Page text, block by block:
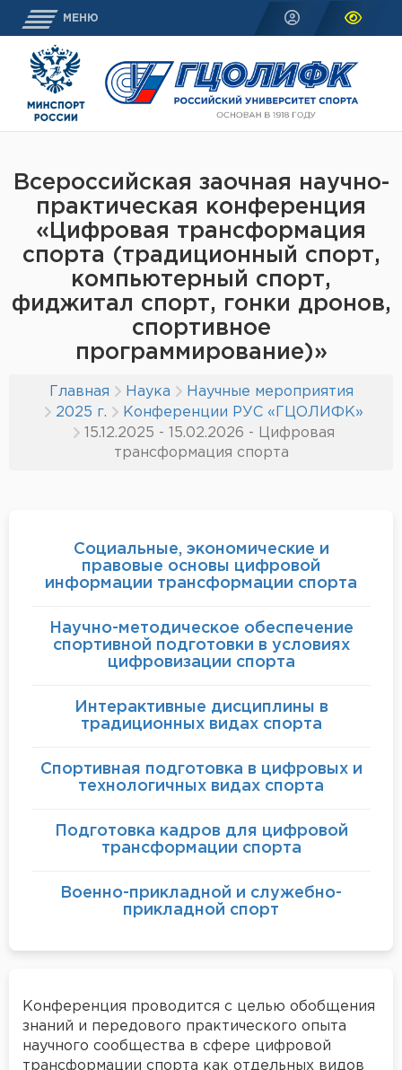
МЕНЮ
Всероссийская заочная научно-
практическая конференция
«Цифровая трансформация
спорта (традиционный спорт,
компьютерный спорт,
фиджитал спорт, гонки дронов,
спортивное
программирование)»
Главная Наука
Научные мероприятия
2025 г.
Конференции РУС «ГЦОЛИФК»
15.12.2025 - 15.02.2026 - Цифровая
трансформация спорта
Социальные, экономические и
правовые основы цифровой
информации трансформации спорта
Научно-методическое обеспечение
спортивной подготовки в условиях
цифровизации спорта
Интерактивные дисциплины в
традиционных видах спорта
Спортивная подготовка в цифровых и
технологичных видах спорта
Подготовка кадров для цифровой
трансформации спорта
Военно-прикладной и служебно-
прикладной спорт
Конференция проводится с целью обобщения
знаний и передового практического опыта
научного сообщества в сфере цифровой
трансформации спорта как отдельных видов